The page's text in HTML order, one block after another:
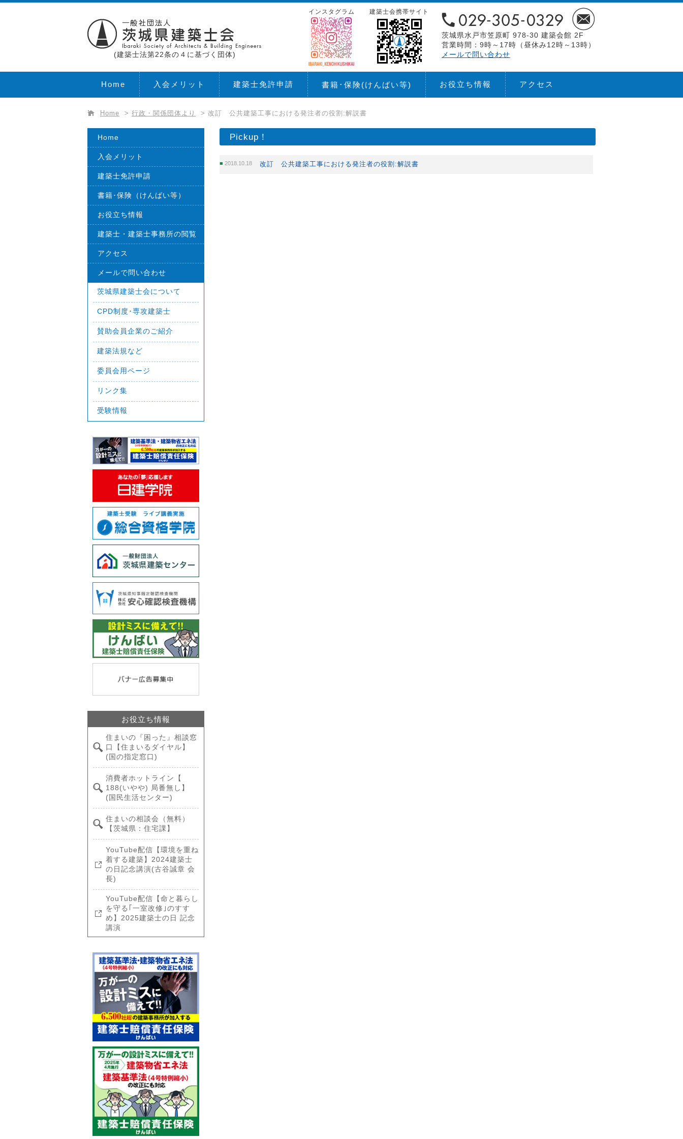
(建築士法第22条の４に基づく団体)
茨城県水戸市笠原町 978-30 建築会館 2F
営業時間：9時～17時（昼休み12時～13時）
メールで問い合わせ
建築士会携帯サイト
インスタグラム
Home 入会メリット 建築士免許申請 書籍･保険(けんばい等) お役立ち情報 アクセス
Home > 行政・関係団体より > 改訂 公共建築工事における発注者の役割:解説書
Pickup！
2018.10.18 改訂 公共建築工事における発注者の役割:解説書
Home
入会メリット
建築士免許申請
書籍･保険（けんばい等）
お役立ち情報
建築士・建築士事務所の閲覧
アクセス
メールで問い合わせ
茨城県建築士会について
CPD制度･専攻建築士
賛助会員企業のご紹介
建築法規など
委員会用ページ
リンク集
受験情報
お役立ち情報
住まいの『困った』相談窓
口【住まいるダイヤル】
(国の指定窓口)
消費者ホットライン【
188(いやや) 局番無し】
(国民生活センター)
住まいの相談会（無料）
【茨城県：住宅課】
YouTube配信【環境を重ね
着する建築】2024建築士
の日記念講演(古谷誠章 会
長)
YouTube配信【命と暮らし
を守る｢一室改修｣のすす
め】2025建築士の日 記念
講演